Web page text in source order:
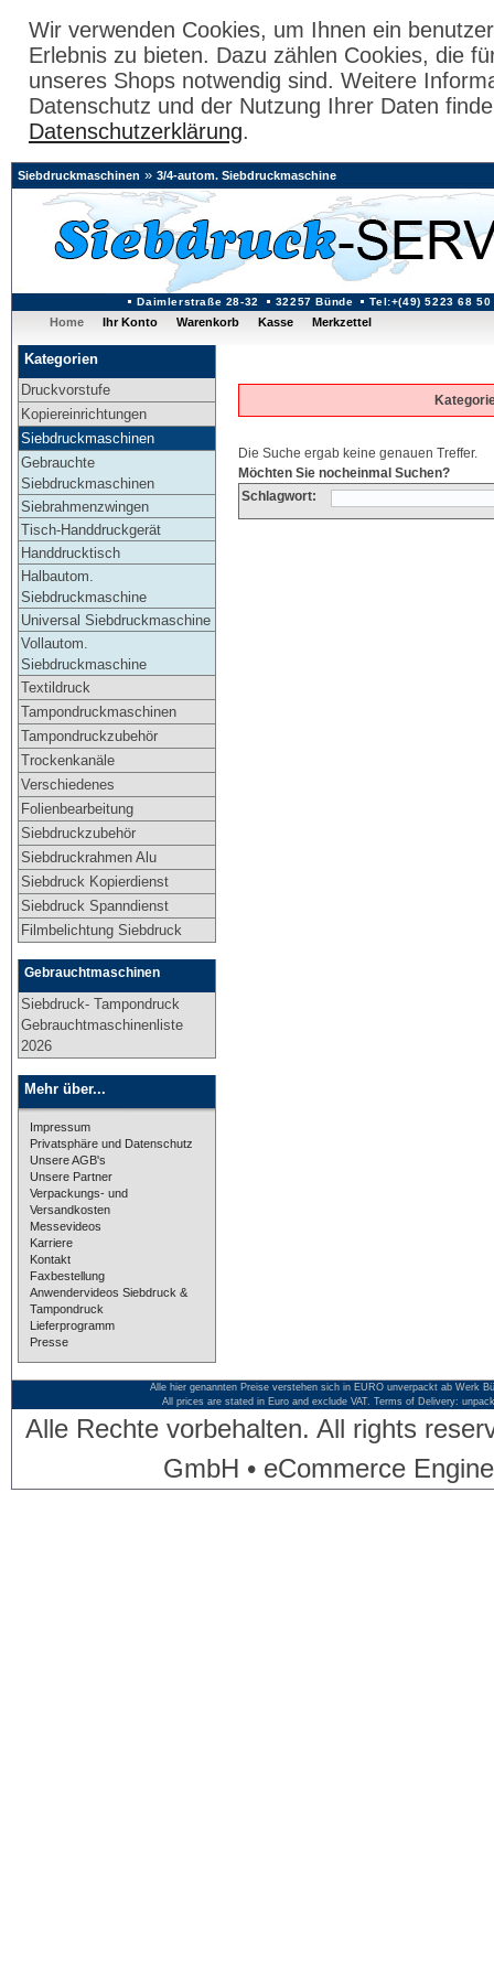
Wir verwenden Cookies, um Ihnen ein
Erlebnis zu bieten. Dazu zählen Cookies, die
unseres Shops notwendig sind. Weitere
Datenschutz und der Nutzung Ihrer Daten
Datenschutzerklärung.
Daimlerstraße 28-32 32257 Bünde Tel:+(49) 5223 68 50
Siebdruckmaschinen » 3/4-autom. Siebdruckmaschine
Home Ihr Konto Warenkorb Kasse Merkzettel
Kategorien
Druckvorstufe
Kopiereinrichtungen
Siebdruckmaschinen
Gebrauchte
Siebdruckmaschinen
Siebrahmenzwingen
Tisch-Handdruckgerät
Handdrucktisch
Halbautom.
Siebdruckmaschine
Universal Siebdruckmaschine
Vollautom.
Siebdruckmaschine
Textildruck
Tampondruckmaschinen
Tampondruckzubehör
Trockenkanäle
Verschiedenes
Folienbearbeitung
Siebdruckzubehör
Siebdruckrahmen Alu
Siebdruck Kopierdienst
Siebdruck Spanndienst
Filmbelichtung Siebdruck
Gebrauchtmaschinen
Siebdruck- Tampondruck
Gebrauchtmaschinenliste
2026
Mehr über...
Impressum
Privatsphäre und Datenschutz
Unsere AGB's
Unsere Partner
Verpackungs- und
Versandkosten
Messevideos
Karriere
Kontakt
Faxbestellung
Anwendervideos Siebdruck &
Tampondruck
Lieferprogramm
Presse
Die Suche ergab keine genauen Treffer.
Möchten Sie nocheinmal Suchen?
Schlagwort:
Alle hier genannten Preise verstehen sich in EURO unverpackt ab Werk
All prices are stated in Euro and exclude VAT. Terms of Delivery:
Alle Rechte vorbehalten. All rights
GmbH • eCommerce